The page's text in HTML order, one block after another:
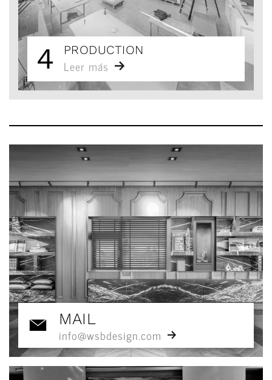
4 PRODUCTION
Leer más
MAIL
info@wsbdesign.com